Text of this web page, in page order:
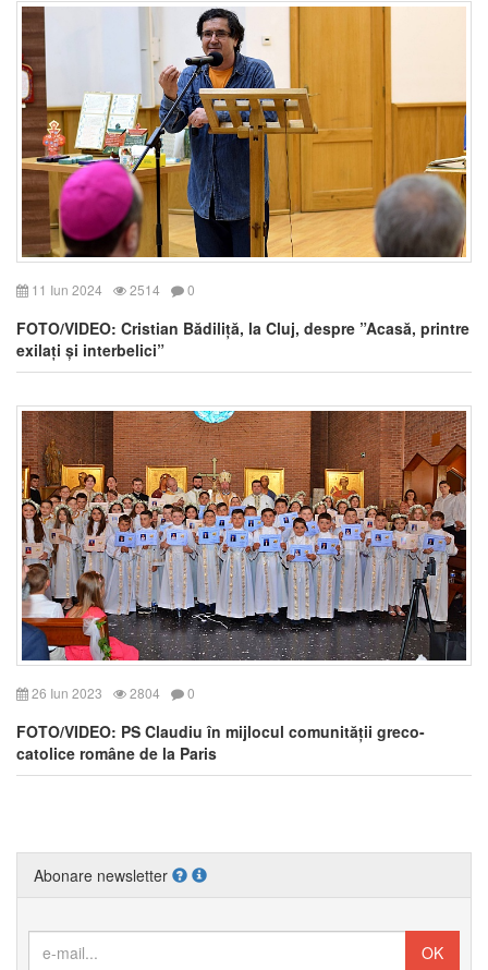
11 Iun 2024 2514 0
FOTO/VIDEO: Cristian Bădiliță, la Cluj, despre ”Acasă, printre
exilați și interbelici”
26 Iun 2023 2804 0
FOTO/VIDEO: PS Claudiu în mijlocul comunității greco-
catolice române de la Paris
Abonare newsletter